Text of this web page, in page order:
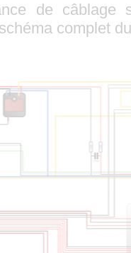
de câblage
complet